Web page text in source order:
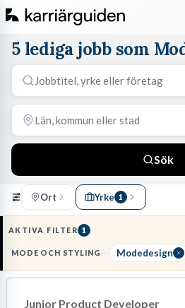
5 lediga jobb som
Sök
Ort Yrke 1
AKTIVA FILTER 1
MODE OCH STYLING Modedesign
Junior Product Developer